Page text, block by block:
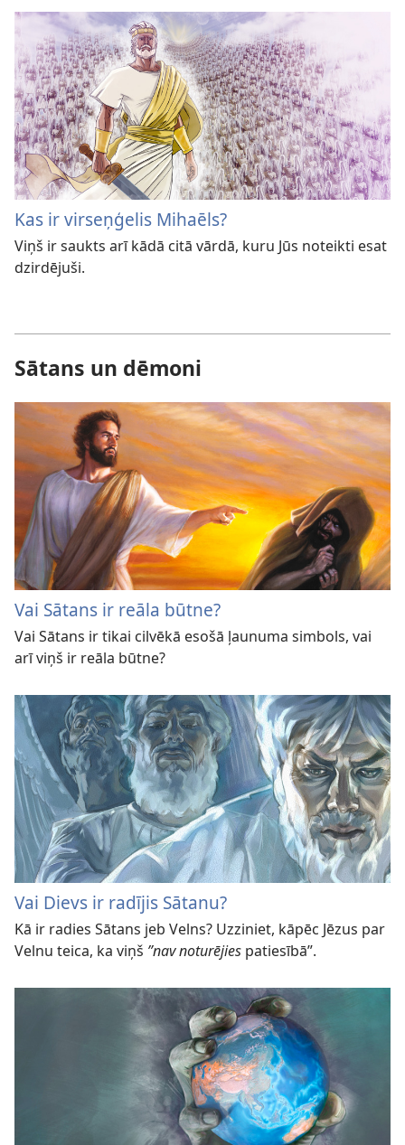
Kas ir virseņģelis Mihaēls?
Viņš ir saukts arī kādā citā vārdā, kuru Jūs noteikti esat
dzirdējuši.
Sātans un dēmoni
Vai Sātans ir reāla būtne?
Vai Sātans ir tikai cilvēkā esošā ļaunuma simbols, vai
arī viņš ir reāla būtne?
Vai Dievs ir radījis Sātanu?
Kā ir radies Sātans jeb Velns? Uzziniet, kāpēc Jēzus par
Velnu teica, ka viņš ”nav noturējies patiesībā”.